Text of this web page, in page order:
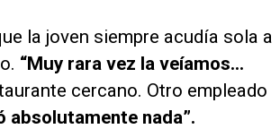
la joven siempre acudía sola a
“Muy rara vez la veíamos…
cercano. Otro empleado
absolutamente nada”.